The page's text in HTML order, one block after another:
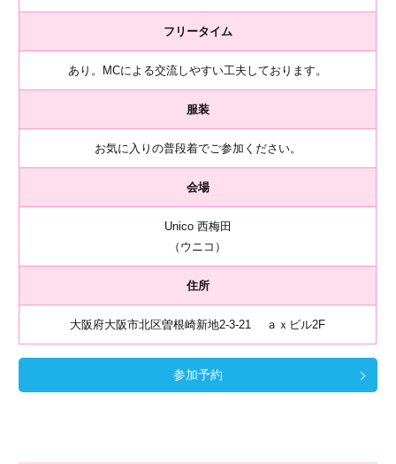
フリータイム
あり。MCによる交流しやすい工夫しております。
服装
お気に入りの普段着でご参加ください。
会場
Unico 西梅田
（ウニコ）
住所
大阪府大阪市北区曽根崎新地2-3-21 ａｘビル2F
参加予約